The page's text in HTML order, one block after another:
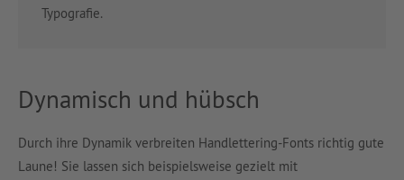
Typografie.
Dynamisch und hübsch
Durch ihre Dynamik verbreiten Handlettering-Fonts richtig gute
Laune! Sie lassen sich beispielsweise gezielt mit